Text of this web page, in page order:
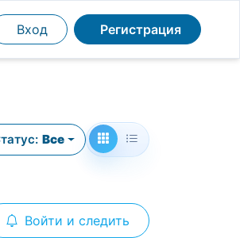
Вход Регистрация
Все
Войти и следить